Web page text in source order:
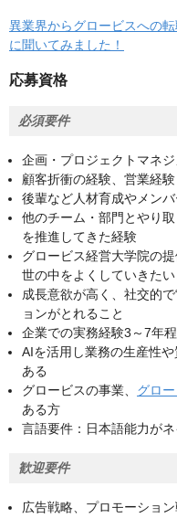
異業界からグロービスへの
に聞いてみました！
応募資格
必須要件
企画・プロジェクトマネ
顧客折衝の経験、営業経
後輩など人材育成やメン
他のチーム・部門とやり
を推進してきた経験
グロービス経営大学院の
世の中をよくしていきた
成長意欲が高く、社交的
ョンがとれること
企業での実務経験3～7年
AIを活用し業務の生産性
ある
グロービスの事業、 グロ
ある方
言語要件：日本語能力が
歓迎要件
広告戦略、プロモーショ